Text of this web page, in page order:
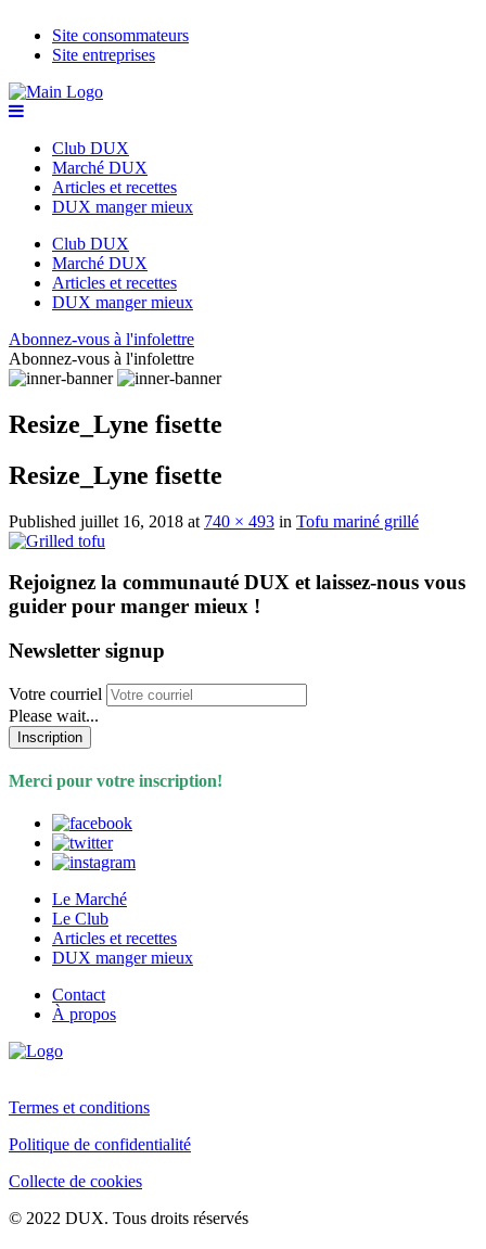
Site consommateurs
Site entreprises
Club DUX
Marché DUX
Articles et recettes
DUX manger mieux
Club DUX
Marché DUX
Articles et recettes
DUX manger mieux
Abonnez-vous à l'infolettre
Abonnez-vous à l'infolettre
Resize_Lyne fisette
Resize_Lyne fisette
Published juillet 16, 2018 at 740 × 493 in Tofu mariné grillé
Rejoignez la communauté DUX et laissez-nous vous
guider pour manger mieux !
Newsletter signup
Votre courriel
Please wait...
Inscription
Merci pour votre inscription!
Le Marché
Le Club
Articles et recettes
DUX manger mieux
Contact
À propos
Termes et conditions
Politique de confidentialité
Collecte de cookies
© 2022 DUX. Tous droits réservés